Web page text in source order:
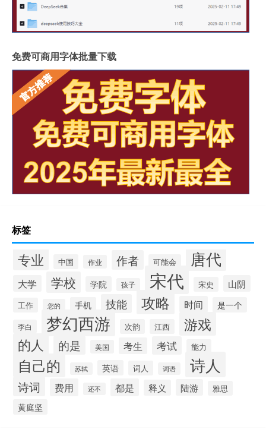
免费可商用字体批量下载
标签
专业 中国 作业 作者 可能会 唐代
大学 学校 学院 孩子 宋代 宋史 山阴
工作 您的 手机 技能 攻略 时间 是一个
李白 梦幻西游 次韵 江西 游戏
的人 的是 美国 考生 考试 能力
自己的 苏轼 英语 词人 词语 诗人
诗词 费用 还不 都是 释义 陆游 雅思
黄庭坚